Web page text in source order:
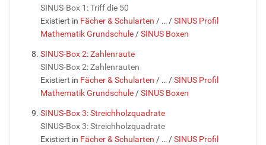
SINUS-Box 1: Triff die 50
Existiert in Fächer & Schularten / … /SINUS Profil
Mathematik Grundschule /SINUS Boxen
SINUS-Box 2: Zahlenraute
SINUS-Box 2: Zahlenrauten
Existiert in Fächer & Schularten / … /SINUS Profil
Mathematik Grundschule /SINUS Boxen
SINUS-Box 3: Streichholzquadrate
SINUS-Box 3: Streichholzquadrate
Existiert in Fächer & Schularten / … /SINUS Profil